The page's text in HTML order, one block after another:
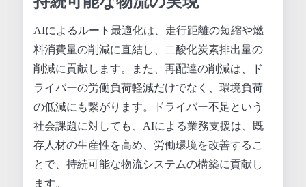
AIによるルート最適化は、走行距離の短縮や燃
料消費量の削減に直結し、二酸化炭素排出量の
削減に貢献します。また、再配達の削減は、ド
ライバーの労働負荷軽減だけでなく、環境負荷
の低減にも繋がります。ドライバー不足という
社会課題に対しても、AIによる業務支援は、既
存人材の生産性を高め、労働環境を改善するこ
とで、持続可能な物流システムの構築に貢献し
ます。